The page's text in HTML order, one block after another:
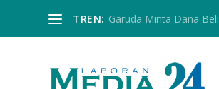
TREN: Garuda Minta Dana